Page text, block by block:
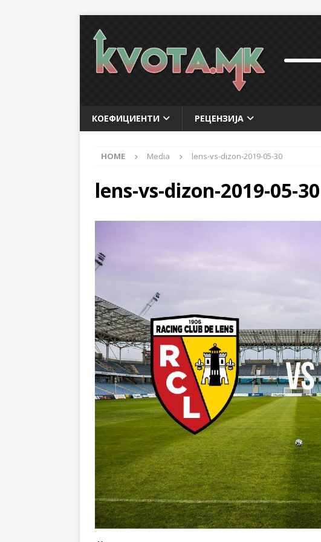
КОЕФИЦИЕНТИ РЕЦЕНЗИЈА
HOME Media lens-vs-dizon-2019-05-30
lens-vs-dizon-2019-05-30